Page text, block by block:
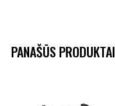
PANAŠŪS PRODUKTAI